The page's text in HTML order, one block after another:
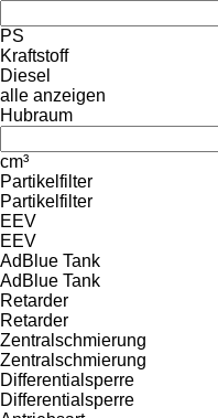
PS
Kraftstoff
Diesel
alle anzeigen
Hubraum
cm³
Partikelfilter
Partikelfilter
EEV
EEV
AdBlue Tank
AdBlue Tank
Retarder
Retarder
Zentralschmierung
Zentralschmierung
Differentialsperre
Differentialsperre